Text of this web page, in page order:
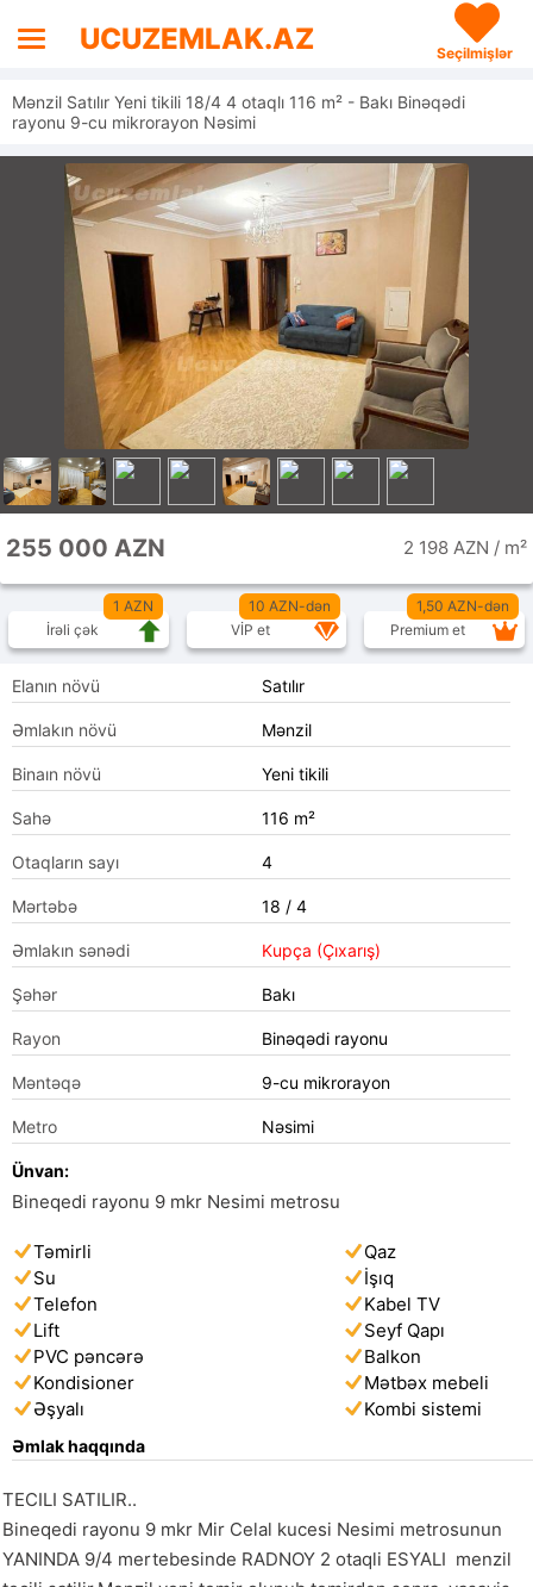
UCUZEMLAK.AZ Seçilmişlər
Mənzil Satılır Yeni tikili 18/4 4 otaqlı 116 m² - Bakı Binəqədi
rayonu 9-cu mikrorayon Nəsimi
255 000 AZN 2 198 AZN / m²
1 AZN
İrəli çək
10 AZN-dən
VİP et
1,50 AZN-dən
Premium et
Elanın növü Satılır
Əmlakın növü Mənzil
Binaın növü Yeni tikili
Sahə 116 m²
Otaqların sayı 4
Mərtəbə 18 / 4
Əmlakın sənədi Kupça (Çıxarış)
Şəhər Bakı
Rayon Binəqədi rayonu
Məntəqə 9-cu mikrorayon
Metro Nəsimi
Ünvan:
Bineqedi rayonu 9 mkr Nesimi metrosu
Təmirli
Qaz
Su
İşıq
Telefon
Kabel TV
Lift
Seyf Qapı
PVC pəncərə
Balkon
Kondisioner
Mətbəx mebeli
Əşyalı
Kombi sistemi
Əmlak haqqında
TECILI SATILIR..
Bineqedi rayonu 9 mkr Mir Celal kucesi Nesimi metrosunun
YANINDA 9/4 mertebesinde RADNOY 2 otaqli ESYALI  menzil